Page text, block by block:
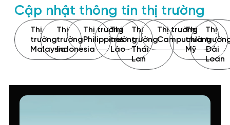
Cập nhật thông tin thị trường
Thị
trường
Malaysia
Thị
trường
Indonesia
Thị trường
Philippines
Thị
trường
Lào
Thị
trường
Thái
Lan
Thị trường
Campuchia
Thị
trường
Mỹ
Thị
Đài
Loan